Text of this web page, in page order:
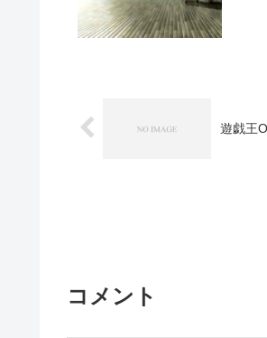
遊戯王
コメント